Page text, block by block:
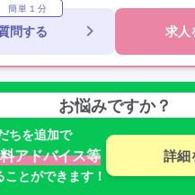
時間以内
残業ほぼなし
常勤
完備
交通費支給
未
定年70歳以
駅近
簡単１分
問する 求人
お悩みですか？
ちを追加で
アドバイス等
ことができます！
詳細